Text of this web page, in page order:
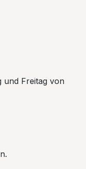
und Freitag von